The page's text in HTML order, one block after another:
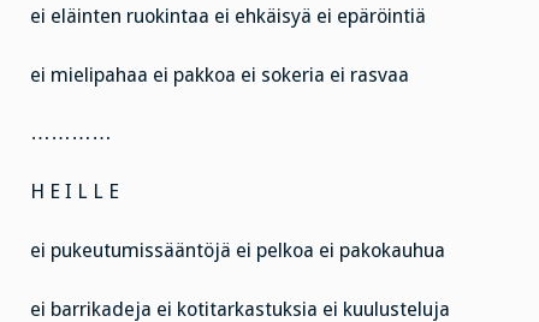
ei eläinten ruokintaa ei ehkäisyä ei epäröintiä
ei mielipahaa ei pakkoa ei sokeria ei rasvaa
…………
H E I L L E
ei pukeutumissääntöjä ei pelkoa ei pakokauhua
ei barrikadeja ei kotitarkastuksia ei kuulusteluja